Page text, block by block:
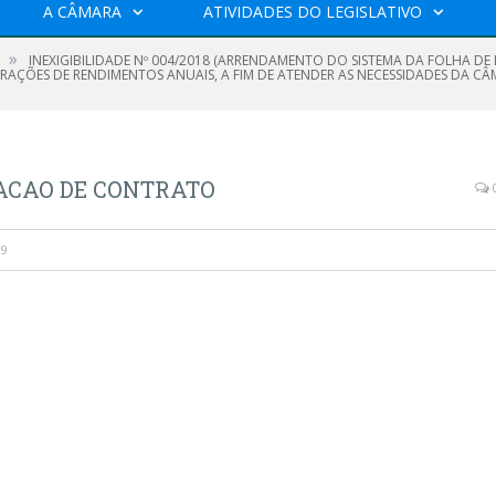
A CÂMARA ATIVIDADES DO LEGISLATIVO
» INEXIGIBILIDADE Nº 004/2018 (ARRENDAMENTO DO SISTEMA DA FOLHA
DE RENDIMENTOS ANUAIS, A FIM DE ATENDER AS NECESSIDADES DA
DE CONTRATO